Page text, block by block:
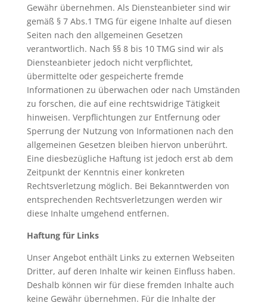
Gewähr übernehmen. Als Diensteanbieter sind wir
gemäß § 7 Abs.1 TMG für eigene Inhalte auf diesen
Seiten nach den allgemeinen Gesetzen
verantwortlich. Nach §§ 8 bis 10 TMG sind wir als
Diensteanbieter jedoch nicht verpflichtet,
übermittelte oder gespeicherte fremde
Informationen zu überwachen oder nach Umständen
zu forschen, die auf eine rechtswidrige Tätigkeit
hinweisen. Verpflichtungen zur Entfernung oder
Sperrung der Nutzung von Informationen nach den
allgemeinen Gesetzen bleiben hiervon unberührt.
Eine diesbezügliche Haftung ist jedoch erst ab dem
Zeitpunkt der Kenntnis einer konkreten
Rechtsverletzung möglich. Bei Bekanntwerden von
entsprechenden Rechtsverletzungen werden wir
diese Inhalte umgehend entfernen.
Haftung für Links
Unser Angebot enthält Links zu externen Webseiten
Dritter, auf deren Inhalte wir keinen Einfluss haben.
Deshalb können wir für diese fremden Inhalte auch
keine Gewähr übernehmen. Für die Inhalte der